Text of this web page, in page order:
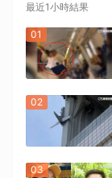
最近1小時結果
01
02
03